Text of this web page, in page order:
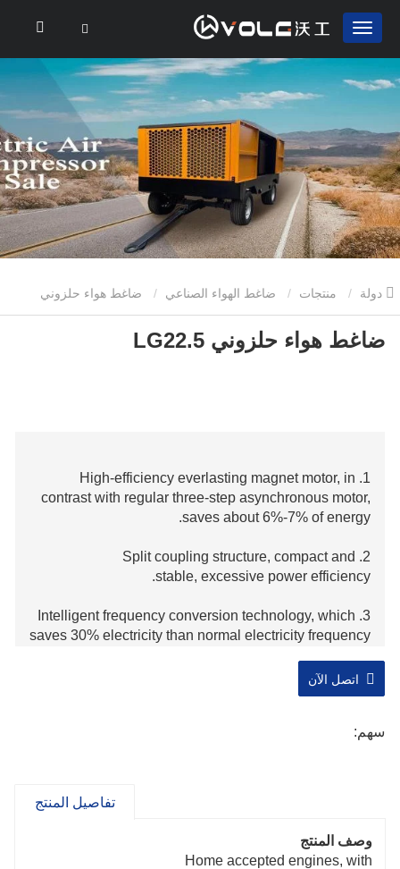
منتجات ضاغط الهواء الصناعي ضاغط هواء حلزوني
LG22.5
ضاغط هواء حلزوني LG22.5
1. High-efficiency everlasting magnet motor, in
contrast with regular three-step asynchronous motor,
saves about 6%-7% of energy.
2. Split coupling structure, compact and
stable, excessive power efficiency.
3. Intelligent frequency conversion technology, which
saves 30% electricity than normal electricity frequency
اتصل الآن
سهم:
تفاصيل المنتج
وصف المنتج
Home accepted engines, with